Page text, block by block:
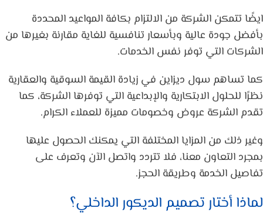
ايضًا تتمكن الشركة من الالتزام بكافة المواعيد المحددة
بأفضل جودة عالية وبأسعار تنافسية للغاية مقارنة بغيرها من
الشركات التي توفر نفس الخدمات.
كما تساهم سول ديزاين في زيادة القيمة السوقية والعقارية
نظرًا للحلول الابتكارية والإبداعية التي توفرها الشركة، كما
تقدم الشركة عروض وخصومات مميزة للعملاء الكرام.
وغير ذلك من المزايا المختلفة التي يمكنك الحصول عليها
بمجرد التعاون معنا، فلا تتردد واتصل الآن وتعرف على
تفاصيل الخدمة وطريقة الحجز.
لماذا أختار تصميم الديكور الداخلي؟